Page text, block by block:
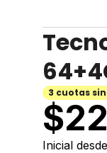
3 cuotas
$
Inicial desde